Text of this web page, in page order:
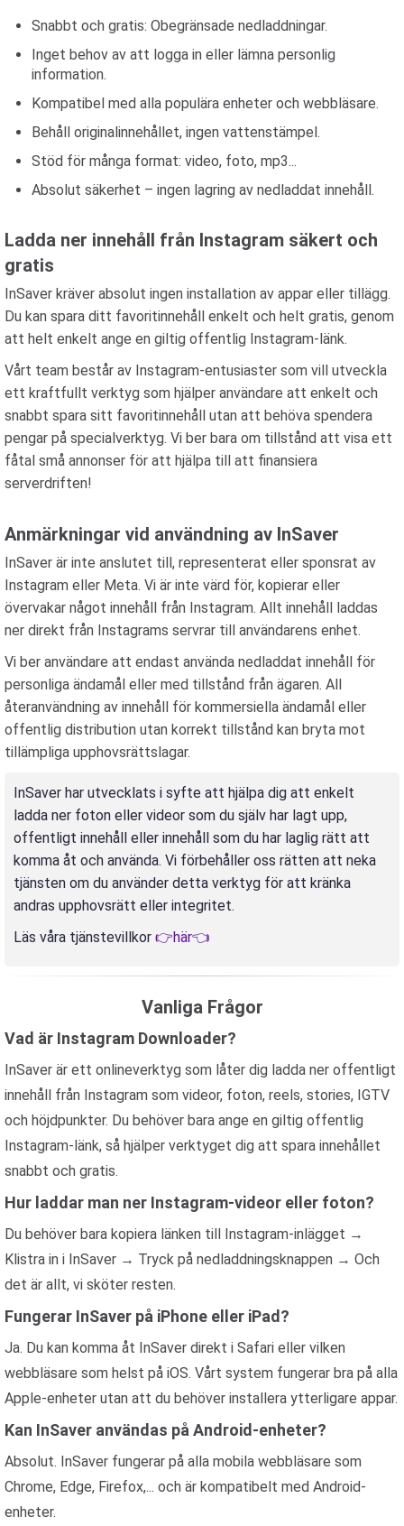
Snabbt och gratis: Obegränsade nedladdningar.
Inget behov av att logga in eller lämna personlig
information.
Kompatibel med alla populära enheter och webbläsare.
Behåll originalinnehållet, ingen vattenstämpel.
Stöd för många format: video, foto, mp3...
Absolut säkerhet – ingen lagring av nedladdat innehåll.
Ladda ner innehåll från Instagram säkert och
gratis
InSaver kräver absolut ingen installation av appar eller tillägg.
Du kan spara ditt favoritinnehåll enkelt och helt gratis, genom
att helt enkelt ange en giltig offentlig Instagram-länk.
Vårt team består av Instagram-entusiaster som vill utveckla
ett kraftfullt verktyg som hjälper användare att enkelt och
snabbt spara sitt favoritinnehåll utan att behöva spendera
pengar på specialverktyg. Vi ber bara om tillstånd att visa ett
fåtal små annonser för att hjälpa till att finansiera
serverdriften!
Anmärkningar vid användning av InSaver
InSaver är inte anslutet till, representerat eller sponsrat av
Instagram eller Meta. Vi är inte värd för, kopierar eller
övervakar något innehåll från Instagram. Allt innehåll laddas
ner direkt från Instagrams servrar till användarens enhet.
Vi ber användare att endast använda nedladdat innehåll för
personliga ändamål eller med tillstånd från ägaren. All
återanvändning av innehåll för kommersiella ändamål eller
offentlig distribution utan korrekt tillstånd kan bryta mot
tillämpliga upphovsrättslagar.
InSaver har utvecklats i syfte att hjälpa dig att enkelt
ladda ner foton eller videor som du själv har lagt upp,
offentligt innehåll eller innehåll som du har laglig rätt att
komma åt och använda. Vi förbehåller oss rätten att neka
tjänsten om du använder detta verktyg för att kränka
andras upphovsrätt eller integritet.
Läs våra tjänstevillkor 👉här👈
Vanliga Frågor
Vad är Instagram Downloader?
InSaver är ett onlineverktyg som låter dig ladda ner offentligt
innehåll från Instagram som videor, foton, reels, stories, IGTV
och höjdpunkter. Du behöver bara ange en giltig offentlig
Instagram-länk, så hjälper verktyget dig att spara innehållet
snabbt och gratis.
Hur laddar man ner Instagram-videor eller foton?
Du behöver bara kopiera länken till Instagram-inlägget →
Klistra in i InSaver → Tryck på nedladdningsknappen → Och
det är allt, vi sköter resten.
Fungerar InSaver på iPhone eller iPad?
Ja. Du kan komma åt InSaver direkt i Safari eller vilken
webbläsare som helst på iOS. Vårt system fungerar bra på alla
Apple-enheter utan att du behöver installera ytterligare appar.
Kan InSaver användas på Android-enheter?
Absolut. InSaver fungerar på alla mobila webbläsare som
Chrome, Edge, Firefox,... och är kompatibelt med Android-
enheter.